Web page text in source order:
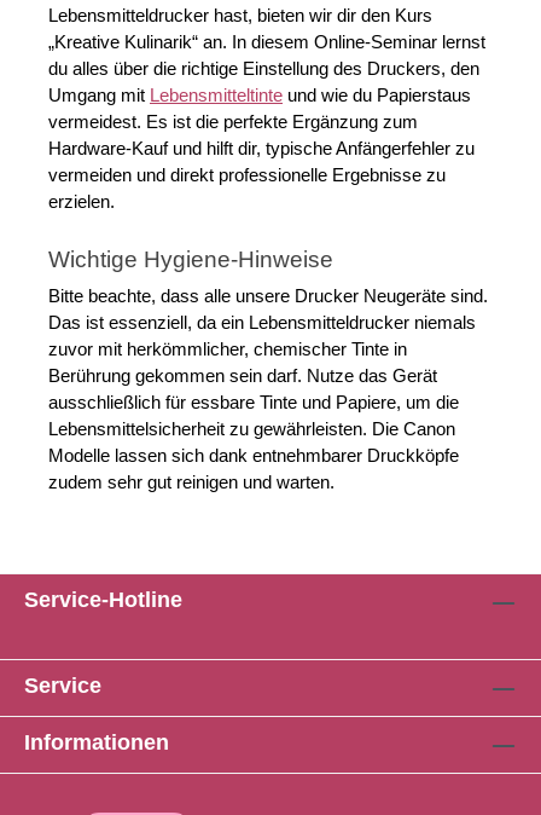
Lebensmitteldrucker hast, bieten wir dir den Kurs
„Kreative Kulinarik“ an. In diesem Online-Seminar lernst
du alles über die richtige Einstellung des Druckers, den
Umgang mit Lebensmitteltinte und wie du Papierstaus
vermeidest. Es ist die perfekte Ergänzung zum
Hardware-Kauf und hilft dir, typische Anfängerfehler zu
vermeiden und direkt professionelle Ergebnisse zu
erzielen.
Wichtige Hygiene-Hinweise
Bitte beachte, dass alle unsere Drucker Neugeräte sind.
Das ist essenziell, da ein Lebensmitteldrucker niemals
zuvor mit herkömmlicher, chemischer Tinte in
Berührung gekommen sein darf. Nutze das Gerät
ausschließlich für essbare Tinte und Papiere, um die
Lebensmittelsicherheit zu gewährleisten. Die Canon
Modelle lassen sich dank entnehmbarer Druckköpfe
zudem sehr gut reinigen und warten.
Service-Hotline
Service
Informationen